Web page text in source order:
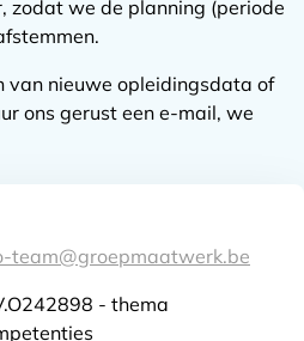
zodat we de planning (periode
van nieuwe opleidingsdata of
ons gerust een e-mail, we
team@groepmaatwerk.be
- thema